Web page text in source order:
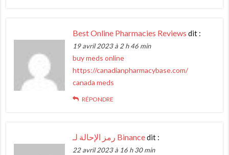
Best Online Pharmacies Reviews dit :
19 avril 2023 à 2 h 46 min
buy meds online
https://canadianpharmacybase.com/
canada meds
RÉPONDRE
رمز الإحالة لـ Binancedit :
22 avril 2023 à 16 h 30 min